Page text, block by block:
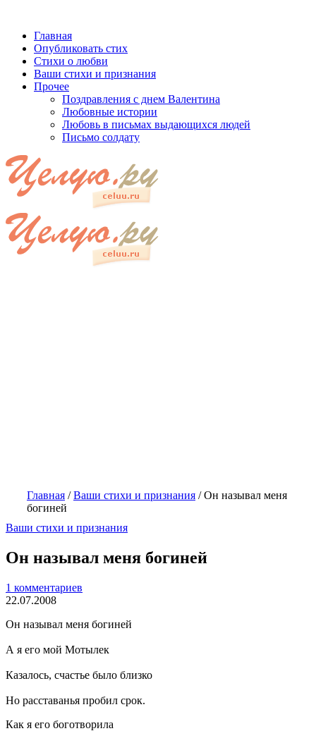
Главная
Опубликовать стих
Стихи о любви
Ваши стихи и признания
Прочее
Поздравления с днем Валентина
Любовные истории
Любовь в письмах выдающихся людей
Письмо солдату
Главная /Ваши стихи и признания /Он называл меня
богиней
Ваши стихи и признания
Он называл меня богиней
1 комментариев
22.07.2008
Он называл меня богиней
А я его мой Мотылек
Казалось, счастье было близко
Но расставанья пробил срок.
Как я его боготворила